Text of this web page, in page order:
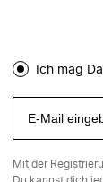
Ich mag
Mit der